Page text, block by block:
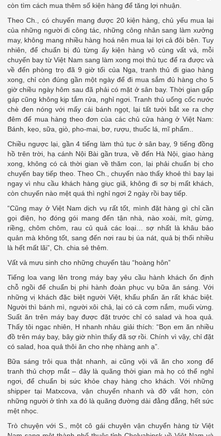
còn tìm cách mua thêm số kiện hàng để tăng lợi nhuận.
Theo Ch., có chuyến mang được 20 kiện hàng, chủ yếu mua lại
của những người đi công tác, những công nhân sang làm xưởng
may, không mang nhiều hàng hoá nên mua lại lợi cả đôi bên. Tuy
nhiên, để chuẩn bị đủ từng ấy kiện hàng vô cùng vất vả, mỗi
chuyến bay từ Việt Nam sang làm xong mọi thủ tục để ra được và
về đến phòng trọ đã 9 giờ tối của Nga, tranh thủ đi giao hàng
xong, chỉ còn đúng gần một ngày để đi mua sắm đủ hàng cho 5
giờ chiều ngày hôm sau đã phải có mặt ở sân bay. Thời gian gấp
gáp cũng không kịp tắm rửa, nghỉ ngơi. Tranh thủ uống cốc nước
chè đen nóng với mấy cái bánh ngọt, lại tất tưởi bắt xe ra chợ
đêm để mua hàng theo đơn của các chủ cửa hàng ở Việt Nam:
Bánh, kẹo, sữa, giò, pho-mai, bơ, rượu, thuốc lá, mĩ phẩm..
Chiều ngược lại, gần 4 tiếng làm thủ tục ở sân bay, 9 tiếng đồng
hồ trên trời, hạ cánh Nội Bài gần trưa, về đến Hà Nội, giao hàng
xong, không có cả thời gian về thăm con, lại phải chuẩn bị cho
chuyến bay tiếp theo. Theo Ch., chuyến nào thấy khoẻ thì bay lại
ngay vì nhu cầu khách hàng giục giã, không đi sợ bị mất khách,
còn chuyến nào mệt quá thì nghỉ ngơi 2 ngày rồi bay tiếp.
“Cũng may ở Việt Nam dịch vụ rất tốt, mình đặt hàng gì chỉ cần
gọi điện, họ đóng gói mang đến tận nhà, nào xoài, mít, gừng,
riềng, chôm chôm, rau củ quả các loại… sợ nhất là khâu bảo
quản mà không tốt, sang đến nơi rau bị úa nát, quả bị thối nhiều
là hết mất lãi”, Ch. chia sẻ thêm.
Vất vả mưu sinh cho những chuyến tàu “hoàng hôn”
Tiếng loa vang lên trong máy bay yêu cầu hành khách ổn định
chỗ ngồi để chuẩn bị phi hành đoàn phục vụ bữa ăn sáng. Với
những vị khách đặc biệt người Việt, khẩu phẩn ăn rất khác biệt.
Người thì bánh mì, người xôi chả, lại có cả cơm nắm, muối vừng.
Suất ăn trên máy bay được đặt trước chỉ có salad và hoa quả.
Thấy tôi ngạc nhiên, H nhanh nhảu giải thích: “Bọn em ăn nhiều
đồ trên máy bay, bây giờ nhìn thấy đã sợ rồi. Chính vì vậy, chỉ đặt
có salad, hoa quả thôi ăn cho nhẹ nhàng anh ạ”.
Bữa sáng trôi qua thật nhanh, ai cũng vội vã ăn cho xong để
tranh thủ chợp mắt – đây là quãng thời gian mà họ có thể nghỉ
ngơi, để chuẩn bị sức khỏe chạy hàng cho khách. Với những
shipper tại Matxcova, vận chuyển nhanh và đỡ vất hơn, còn
những người ở tỉnh xa đó là quãng đường dài đằng đẵng, hết sức
mệt nhọc.
Trò chuyện với S., một cô gái chuyên vận chuyển hàng từ Việt